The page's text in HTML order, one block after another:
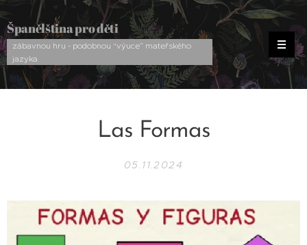
Španělština pro děti
zábavnou hru - podobnou “výuce” mateřského
jazyka
Las Formas
05.11.2024